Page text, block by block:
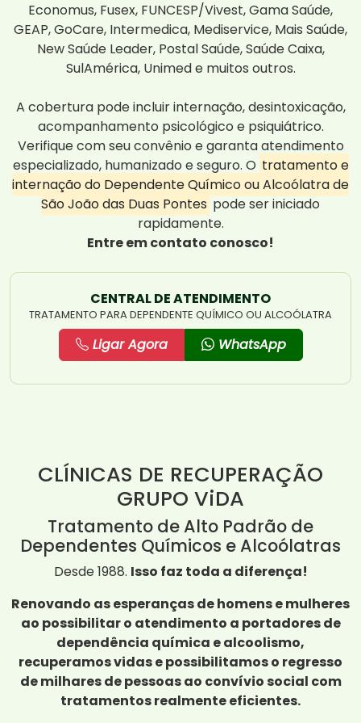
Economus, Fusex, FUNCESP/Vivest, Gama Saúde,
GEAP, GoCare, Intermedica, Mediservice, Mais Saúde,
New Saúde Leader, Postal Saúde, Saúde Caixa,
SulAmérica, Unimed e muitos outros.
A cobertura pode incluir internação, desintoxicação,
acompanhamento psicológico e psiquiátrico.
Verifique com seu convênio e garanta atendimento
especializado, humanizado e seguro. O tratamento e
internação do Dependente Químico ou Alcoólatra de
São João das Duas Pontes pode ser iniciado
rapidamente.
Entre em contato conosco!
CENTRAL DE ATENDIMENTO
TRATAMENTO PARA DEPENDENTE QUÍMICO OU ALCOÓLATRA
Ligar Agora WhatsApp
CLÍNICAS DE RECUPERAÇÃO
GRUPO ViDA
Tratamento de Alto Padrão de
Dependentes Químicos e Alcoólatras
Desde 1988. Isso faz toda a diferença!
Renovando as esperanças de homens e mulheres
ao possibilitar o atendimento a portadores de
dependência química e alcoolismo,
recuperamos vidas e possibilitamos o regresso
de milhares de pessoas ao convívio social com
tratamentos realmente eficientes.